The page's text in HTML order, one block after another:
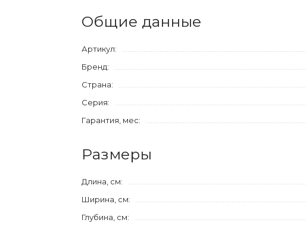
Общие данные
Артикул:
Бренд:
Страна:
Серия:
Гарантия, мес:
Размеры
Длина, см:
Ширина, см:
Глубина, см: